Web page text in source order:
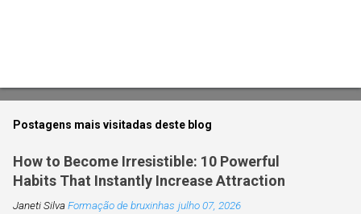
Postagens mais visitadas deste blog
How to Become Irresistible: 10 Powerful
Habits That Instantly Increase Attraction
Janeti Silva Formação de bruxinhas julho 07, 2026